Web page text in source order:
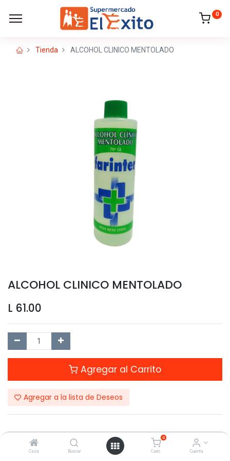
Casa Buscar
0
Carro Cuenta
0
Tienda ALCOHOL CLINICO MENTOLADO
ALCOHOL CLINICO MENTOLADO
L 61.00
Agregar al Carrito
Agregar a la lista de Deseos
Compartir este Producto: